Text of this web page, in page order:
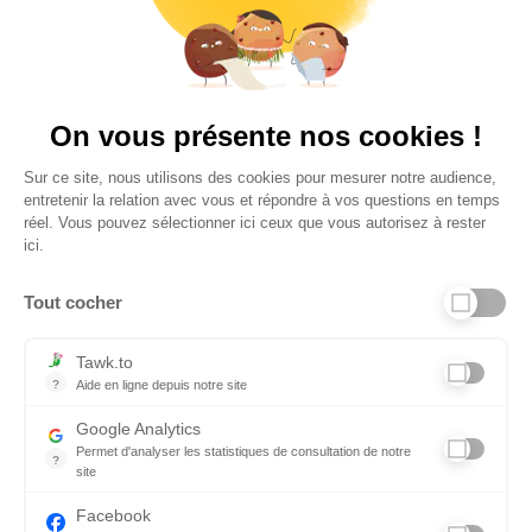
Plus de 650 Avis
FAQ - réponses à vos questions
On vous présente nos cookies !
Sur ce site, nous utilisons des cookies pour mesurer notre audience,
entretenir la relation avec vous et répondre à vos questions en temps
réel. Vous pouvez sélectionner ici ceux que vous autorisez à rester
ici.
Tout cocher
?
Tawk.to
Aide en ligne depuis notre site
?
Google Analytics
Permet d'analyser les statistiques de consultation de notre
site
Facebook